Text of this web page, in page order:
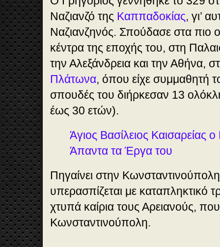
Ναζιανζό της Καππαδοκίας, γι’
Ναζιανζηνός. Σπούδασε στα πιο
κέντρα της εποχής του, στη
την Αλεξάνδρεια και την Αθήνα,
Πλάτωνα, όπου είχε συμμαθητή
σπουδές του διήρκεσαν 13
έως 30 ετών).
Άγιος Βασίλειος Καισαρείας
Άπαντα τα Έργα του
Πηγαίνει στην
υπερασπίζεται με καταπληκτικό
χτυπά καίρια τους Αρειανούς,
Κωνσταντινούπολη.